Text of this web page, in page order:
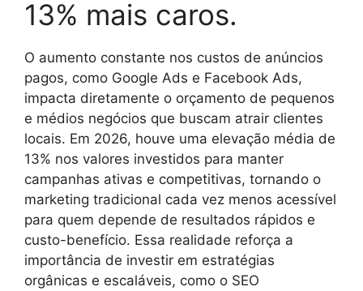
13% mais caros.
O aumento constante nos custos de anúncios
pagos, como Google Ads e Facebook Ads,
impacta diretamente o orçamento de pequenos
e médios negócios que buscam atrair clientes
locais. Em 2026, houve uma elevação média de
13% nos valores investidos para manter
campanhas ativas e competitivas, tornando o
marketing tradicional cada vez menos acessível
para quem depende de resultados rápidos e
custo-benefício. Essa realidade reforça a
importância de investir em estratégias
orgânicas e escaláveis, como o SEO